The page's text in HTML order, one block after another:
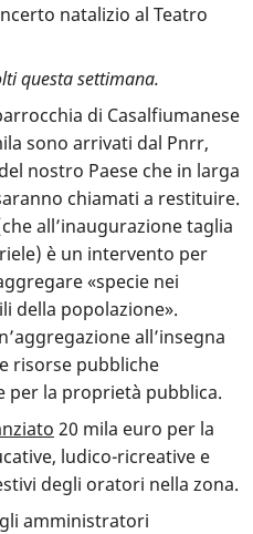
natalizio al Teatro
questa settimana.
di Casalfiumanese
sono arrivati dal Pnrr,
nostro Paese che in larga
chiamati a restituire.
all’inaugurazione taglia
è un intervento per
«specie nei
della popolazione».
all’insegna
risorse pubbliche
per la proprietà pubblica.
20 mila euro per la
ludico-ricreative e
degli oratori nella zona.
amministratori